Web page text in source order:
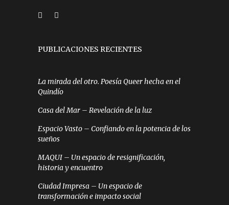
PUBLICACIONES RECIENTES
La mirada del otro. Poesía Queer hecha en el
Quindío
Casa del Mar – Revelación de la luz
Espacio Vasto – Confiando en la potencia de los
sueños
MAQUI – Un espacio de resignificación,
historia y encuentro
Ciudad Impresa – Un espacio de
transformación e impacto social